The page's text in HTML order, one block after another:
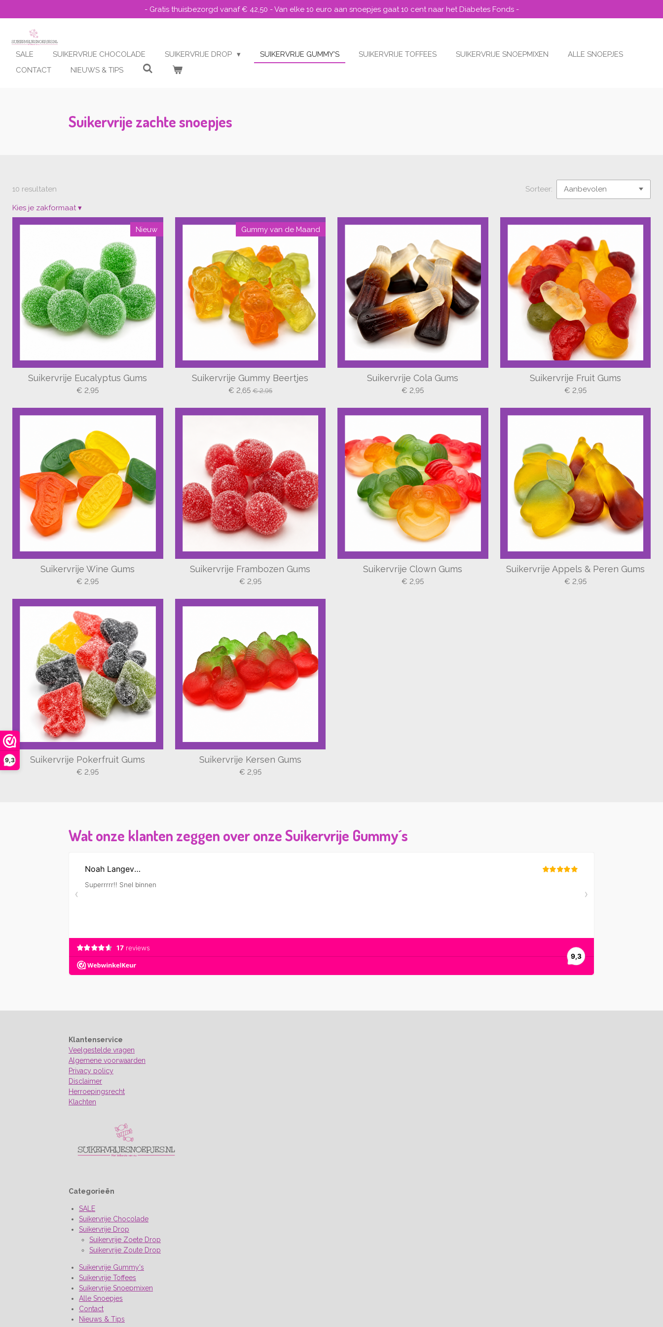
9,3
direct
de
hoofdinhoud
- Gratis thuisbezorgd vanaf € 42,50 - Van elke 10 euro aan snoepjes gaat 10 cent naar het Diabetes Fonds -
SALE SUIKERVRIJE CHOCOLADE SUIKERVRIJE DROP SUIKERVRIJE GUMMY'S SUIKERVRIJE TOFFEES SUIKERVRIJE SNOEPMIXEN
ALLE SNOEPJES
CONTACT
NIEUWS & TIPS
Suikervrije zachte snoepjes
10 resultaten Sorteer:
Kies je zakformaat▾
Nieuw
Suikervrije Eucalyptus Gums
€ 2,95
Gummy van de Maand
Suikervrije Gummy Beertjes
€ 2,65 € 2,95
Suikervrije Cola Gums
€ 2,95
Suikervrije Fruit Gums
€ 2,95
Suikervrije Wine Gums
€ 2,95
Suikervrije Frambozen Gums
€ 2,95
Suikervrije Clown Gums
€ 2,95
Suikervrije Appels & Peren Gums
€ 2,95
Suikervrije Pokerfruit Gums
€ 2,95
Suikervrije Kersen Gums
€ 2,95
Wat onze klanten zeggen over onze Suikervrije Gummy´s
Klantenservice
Veelgestelde vragen
Algemene voorwaarden
Privacy policy
Disclaimer
Herroepingsrecht
Klachten
Categorieën
SALE
Suikervrije Chocolade
Suikervrije Drop
Suikervrije Zoete Drop
Suikervrije Zoute Drop
Suikervrije Gummy's
Suikervrije Toffees
Suikervrije Snoepmixen
Alle Snoepjes
Contact
Nieuws & Tips